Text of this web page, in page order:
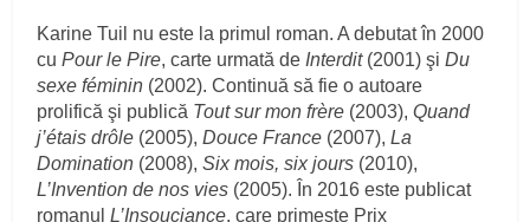
Karine Tuil nu este la primul roman. A debutat în 2000
cuPour le Pire, carte urmată de Interdit(2001) şiDu
sexe féminin (2002). Continuă să fie o autoare
prolifică şi publică Tout sur mon frère (2003),Quand
j’étais drôle (2005),Douce France (2007),La
Domination (2008),Six mois, six jours (2010),
L’Invention de nos vies (2005). În 2016 este publicat
romanulL’Insouciance, care primește Prix